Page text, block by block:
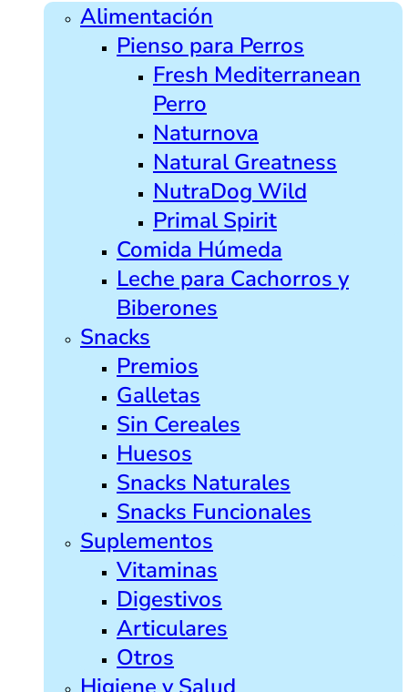
Alimentación
Pienso para Perros
Fresh Mediterranean
Perro
Naturnova
Natural Greatness
NutraDog Wild
Primal Spirit
Comida Húmeda
Leche para Cachorros y
Biberones
Snacks
Premios
Galletas
Sin Cereales
Huesos
Snacks Naturales
Snacks Funcionales
Suplementos
Vitaminas
Digestivos
Articulares
Otros